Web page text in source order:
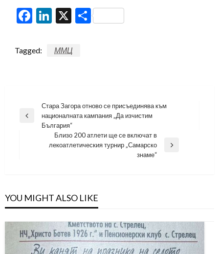
Facebook
LinkedIn
X Share
Tagged: ММЦ
Навигация
Previous
Стара Загора отново се присъединява към
националната кампания „Да изчистим
България“
Близо 200 атлети ще се включат в
лекоатлетическия турнир „Самарско
знаме“
YOU MIGHT ALSO LIKE